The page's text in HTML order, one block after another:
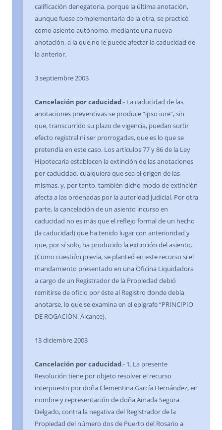
calificación denegatoria, porque la última anotación,
aunque fuese complementaria de la otra, se practicó
como asiento autónomo, mediante una nueva
anotación, a la que no le puede afectar la caducidad de
la anterior.
3 septiembre 2003
Cancelación por caducidad.- La caducidad de las
anotaciones preventivas se produce “ipso iure”, sin
que, transcurrido su plazo de vigencia, puedan surtir
efecto registral ni ser prorrogadas, que es lo que se
pretendía en este caso. Los artículos 77 y 86 de la Ley
Hipotecaria establecen la extinción de las anotaciones
por caducidad, cualquiera que sea el origen de las
mismas, y, por tanto, también dicho modo de extinción
afecta a las ordenadas por la autoridad judicial. Por otra
parte, la cancelación de un asiento incurso en
caducidad no es más que el reflejo formal de un hecho
(la caducidad) que ha tenido lugar con anterioridad y
que, por sí solo, ha producido la extinción del asiento.
(Como cuestión previa, se planteó en este recurso si el
mandamiento presentado en una Oficina Liquidadora
a cargo de un Registrador de la Propiedad debió
remitirse de oficio por éste al Registro donde debía
anotarse, lo que se examina en el epígrafe “PRINCIPIO
DE ROGACIÓN. Alcance).
13 diciembre 2003
Cancelación por caducidad.- 1. La presente
Resolución tiene por objeto resolver el recurso
interpuesto por doña Clementina García Hernández, en
nombre y representación de doña Amada Segura
Delgado, contra la negativa del Registrador de la
Propiedad del número dos de Puerto del Rosario a